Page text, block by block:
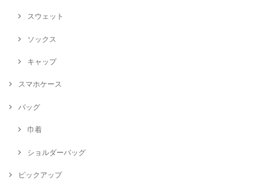
スウェット
ソックス
キャップ
スマホケース
バッグ
巾着
ショルダーバッグ
ピックアップ